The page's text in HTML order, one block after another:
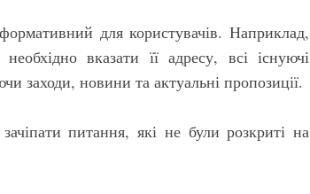
для користувачів. Наприклад,
вказати її адресу, всі існуючі
заходи, новини та актуальні пропозиції.
питання, які не були розкриті на